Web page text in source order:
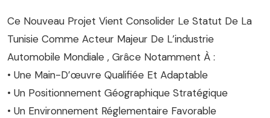
Ce Nouveau Projet Vient Consolider Le Statut De La
Tunisie Comme Acteur Majeur De L’industrie
Automobile Mondiale , Grâce Notamment À :
• Une Main-D’œuvre Qualifiée Et Adaptable
• Un Positionnement Géographique Stratégique
• Un Environnement Réglementaire Favorable